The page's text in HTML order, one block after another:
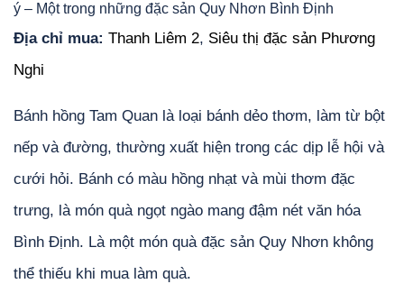
ý – Một trong những đặc sản Quy Nhơn Bình Định
Địa chỉ mua: Thanh Liêm 2, Siêu thị đặc sản Phương
Nghi
Bánh hồng Tam Quan là loại bánh dẻo thơm, làm từ bột
nếp và đường, thường xuất hiện trong các dịp lễ hội và
cưới hỏi. Bánh có màu hồng nhạt và mùi thơm đặc
trưng, là món quà ngọt ngào mang đậm nét văn hóa
Bình Định. Là một món quà đặc sản Quy Nhơn không
thể thiếu khi mua làm quà.